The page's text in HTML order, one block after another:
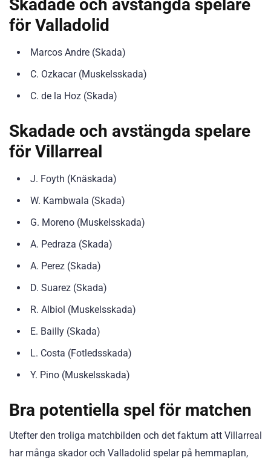
Skadade och avstängda spelare
för Valladolid
Marcos Andre (Skada)
C. Ozkacar (Muskelsskada)
C. de la Hoz (Skada)
Skadade och avstängda spelare
för Villarreal
J. Foyth (Knäskada)
W. Kambwala (Skada)
G. Moreno (Muskelsskada)
A. Pedraza (Skada)
A. Perez (Skada)
D. Suarez (Skada)
R. Albiol (Muskelsskada)
E. Bailly (Skada)
L. Costa (Fotledsskada)
Y. Pino (Muskelsskada)
Bra potentiella spel för matchen
Utefter den troliga matchbilden och det faktum att Villarreal
har många skador och Valladolid spelar på hemmaplan,